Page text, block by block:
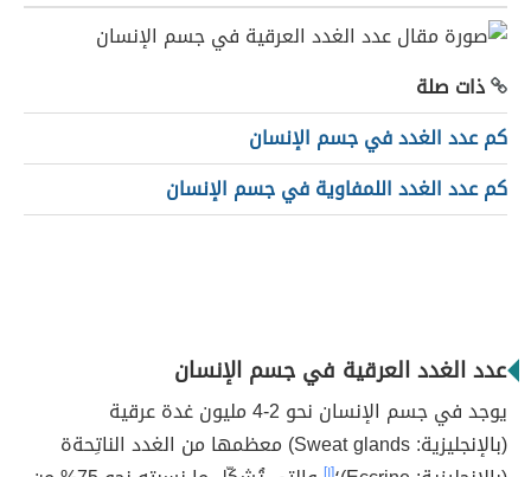
ذات صلة
كم عدد الغدد في جسم الإنسان
كم عدد الغدد اللمفاوية في جسم الإنسان
عدد الغدد العرقية في جسم الإنسان
يوجد في جسم الإنسان نحو 2-4 مليون غدة عرقية
(بالإنجليزية: Sweat glands) معظمها من الغدد الناتِحةة